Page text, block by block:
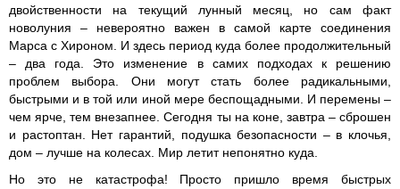
двойственности на текущий лунный месяц, но сам факт
новолуния – невероятно важен в самой карте соединения
Марса с Хироном. И здесь период куда более продолжительный
– два года. Это изменение в самих подходах к решению
проблем выбора. Они могут стать более радикальными,
быстрыми и в той или иной мере беспощадными. И перемены –
чем ярче, тем внезапнее. Сегодня ты на коне, завтра – сброшен
и растоптан. Нет гарантий, подушка безопасности – в клочья,
дом – лучше на колесах. Мир летит непонятно куда.
Но это не катастрофа! Просто пришло время быстрых